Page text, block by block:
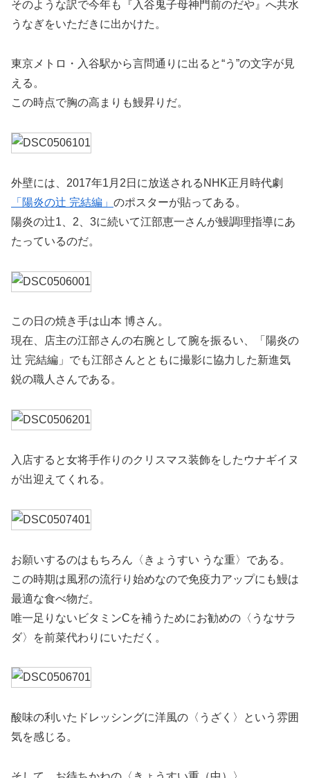
そのような訳で今年も『入谷鬼子母神門前のだや』へ共水
うなぎをいただきに出かけた。
東京メトロ・入谷駅から言問通りに出ると“う”の文字が見
える。
この時点で胸の高まりも鰻昇りだ。
外壁には、2017年1月2日に放送されるNHK正月時代劇
「陽炎の辻 完結編」 のポスターが貼ってある。
陽炎の辻1、2、3に続いて江部恵一さんが鰻調理指導にあ
たっているのだ。
この日の焼き手は山本 博さん。
現在、店主の江部さんの右腕として腕を振るい、「陽炎の
辻 完結編」でも江部さんとともに撮影に協力した新進気
鋭の職人さんである。
入店すると女将手作りのクリスマス装飾をしたウナギイヌ
が出迎えてくれる。
お願いするのはもちろん〈きょうすい うな重〉である。
この時期は風邪の流行り始めなので免疫力アップにも鰻は
最適な食べ物だ。
唯一足りないビタミンCを補うためにお勧めの〈うなサラ
ダ〉を前菜代わりにいただく。
酸味の利いたドレッシングに洋風の〈うざく〉という雰囲
気を感じる。